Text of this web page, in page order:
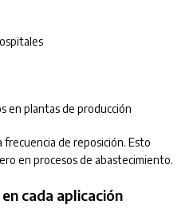
en plantas de producción
frecuencia de reposición. Esto
en procesos de abastecimiento.
cada aplicación